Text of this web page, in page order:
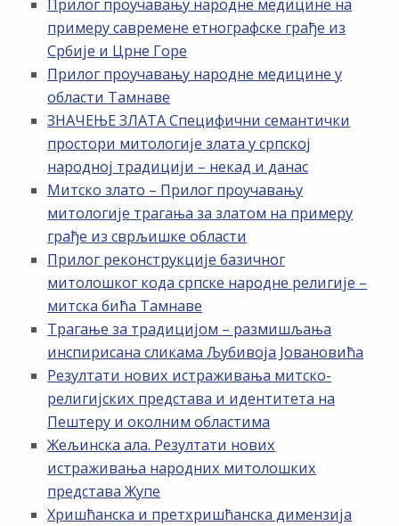
Прилог проучавању народне медицине на
примеру савремене етнографске грађе из
Србије и Црне Горе
Прилог проучавању народне медицине у
области Тамнаве
ЗНАЧЕЊЕ ЗЛАТА Специфични семантички
простори митологије злата у српској
народној традицији – некад и данас
Митско злато – Прилог проучавању
митологије трагања за златом на примеру
грађе из сврљишке области
Прилог реконструкције базичног
митолошког кода српске народне религије –
митска бића Тамнаве
Трагање за традицијом – размишљања
инспирисана сликама Љубивоја Јовановића
Резултати нових истраживања митско-
религијских представа и идентитета на
Пештеру и околним областима
Жељинска ала. Резултати нових
истраживања народних митолошких
представа Жупе
Хришћанска и претхришћанска димензија